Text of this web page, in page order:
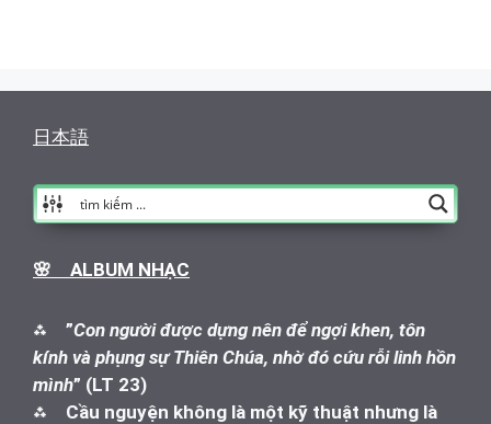
日本語
🌸 ALBUM NHẠC
⁂ ”Con người được dựng nên để ngợi khen, tôn
kính và phụng sự Thiên Chúa, nhờ đó cứu rỗi linh hồn
mình” (LT 23)
⁂ Cầu nguyện không là một kỹ thuật nhưng là